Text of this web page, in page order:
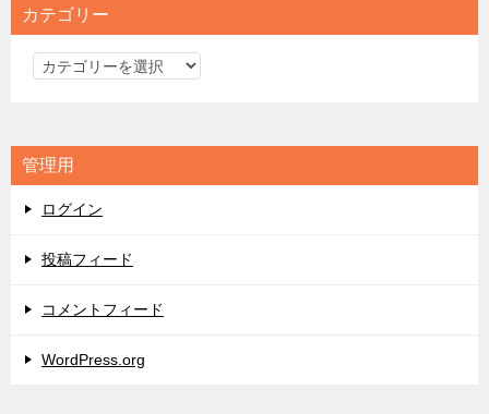
カテゴリー
カ
リ
ー
管理用
ログイン
投稿フィード
コメントフィード
WordPress.org